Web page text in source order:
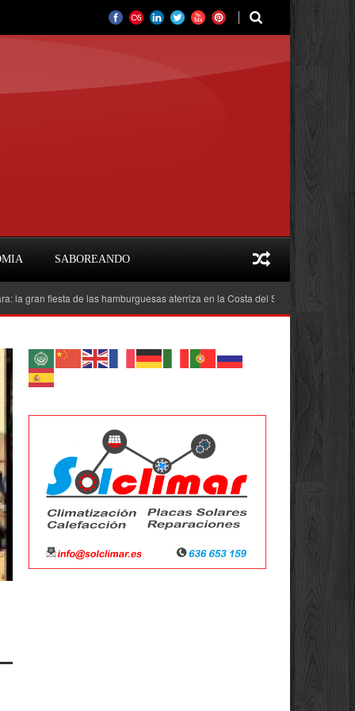
SABOREANDO
de las hamburguesas aterriza en la Costa del Sol Feria del Libro